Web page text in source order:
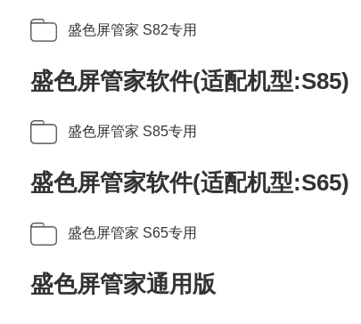
盛色屏管家 S82专用
盛色屏管家软件(适配机型:S85)
盛色屏管家 S85专用
盛色屏管家软件(适配机型:S65)
盛色屏管家 S65专用
盛色屏管家通用版